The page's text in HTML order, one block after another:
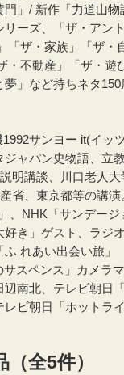
」/ 新作「力道山物
リーズ、「ザ・アン
「ザ・家族」「ザ・
・不動産」「ザ・遊
夢」など持ちネタ150
サンヨー it(イッ
ャパン史物語、立
明講談、川口老人大
省、東京都等の講演
、NHK「サンデージ
き」ゲスト、ラジ
れあい出会い旅」
スペンス」カメラ
南北、テレビ朝日
ビ朝日「ホットラ
全5件）